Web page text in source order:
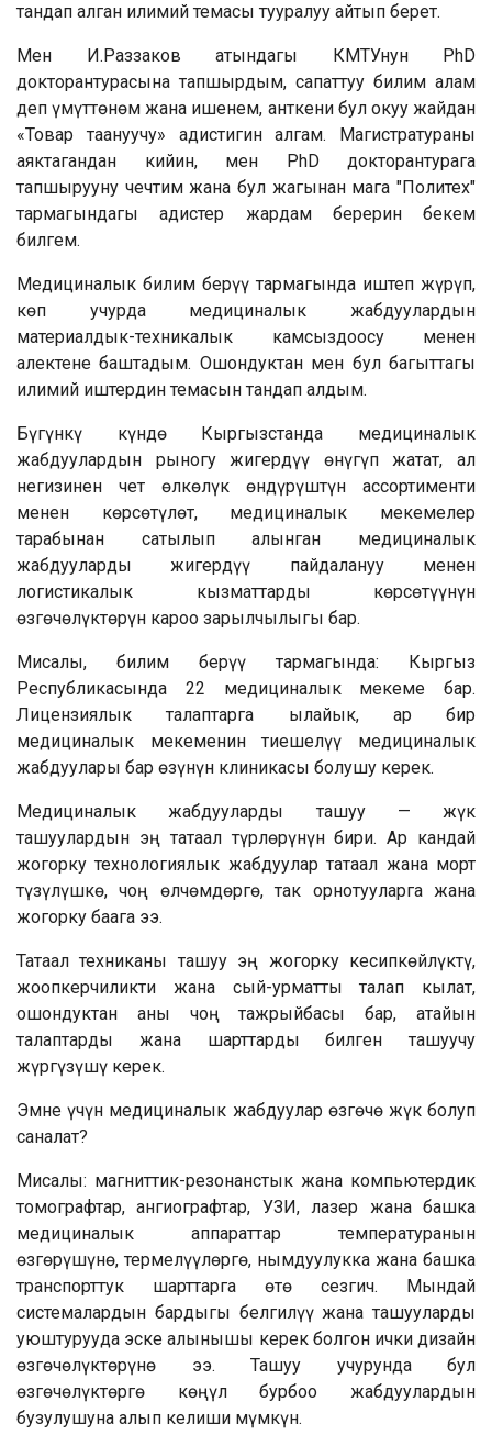
тандап алган илимий темасы тууралуу айтып берет.
Мен И.Раззаков атындагы КМТУнун PhD
докторантурасына тапшырдым, сапаттуу билим алам
деп үмүттөнөм жана ишенем, анткени бул окуу жайдан
«Товар таануучу» адистигин алгам. Магистратураны
аяктагандан кийин, мен PhD докторантурага
тапшырууну чечтим жана бул жагынан мага "Политех"
тармагындагы адистер жардам берерин бекем
билгем.
Медициналык билим берүү тармагында иштеп жүрүп,
көп учурда медициналык жабдуулардын
материалдык-техникалык камсыздоосу менен
алектене баштадым. Ошондуктан мен бул багыттагы
илимий иштердин темасын тандап алдым.
Бүгүнкү күндө Кыргызстанда медициналык
жабдуулардын рыногу жигердүү өнүгүп жатат, ал
негизинен чет өлкөлүк өндүрүштүн ассортименти
менен көрсөтүлөт, медициналык мекемелер
тарабынан сатылып алынган медициналык
жабдууларды жигердүү пайдалануу менен
логистикалык кызматтарды көрсөтүүнүн
өзгөчөлүктөрүн кароо зарылчылыгы бар.
Мисалы, билим берүү тармагында: Кыргыз
Республикасында 22 медициналык мекеме бар.
Лицензиялык талаптарга ылайык, ар бир
медициналык мекеменин тиешелүү медициналык
жабдуулары бар өзүнүн клиникасы болушу керек.
Медициналык жабдууларды ташуу — жүк
ташуулардын эң татаал түрлөрүнүн бири. Ар кандай
жогорку технологиялык жабдуулар татаал жана морт
түзүлүшкө, чоң өлчөмдөргө, так орнотууларга жана
жогорку баага ээ.
Татаал техниканы ташуу эң жогорку кесипкөйлүктү,
жоопкерчиликти жана сый-урматты талап кылат,
ошондуктан аны чоң тажрыйбасы бар, атайын
талаптарды жана шарттарды билген ташуучу
жүргүзүшү керек.
Эмне үчүн медициналык жабдуулар өзгөчө жүк болуп
саналат?
Мисалы: магниттик-резонанстык жана компьютердик
томографтар, ангиографтар, УЗИ, лазер жана башка
медициналык аппараттар температуранын
өзгөрүшүнө, термелүүлөргө, нымдуулукка жана башка
транспорттук шарттарга өтө сезгич. Мындай
системалардын бардыгы белгилүү жана ташууларды
уюштурууда эске алынышы керек болгон ички дизайн
өзгөчөлүктөрүнө ээ. Ташуу учурунда бул
өзгөчөлүктөргө көңүл бурбоо жабдуулардын
бузулушуна алып келиши мүмкүн.